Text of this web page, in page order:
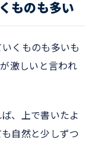
ものも多い
くものも多いも
激しいと言われ
、上で書いたよ
自然と少しずつ